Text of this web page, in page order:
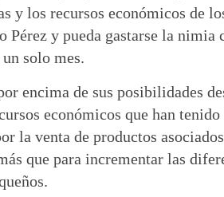
y los recursos económicos de
Pérez y pueda gastarse la
solo mes.
encima de sus posibilidades
económicos que han
la venta de productos
que para incrementar las